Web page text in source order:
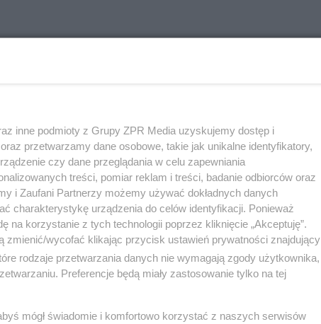
inne podmioty z Grupy ZPR Media uzyskujemy dostęp i
przetwarzamy dane osobowe, takie jak unikalne identyfikatory,
czy dane przeglądania w celu zapewniania
treści, pomiar reklam i treści, badanie odbiorców oraz
i Zaufani Partnerzy możemy używać dokładnych danych
charakterystykę urządzenia do celów identyfikacji. Ponieważ
na korzystanie z tych technologii poprzez kliknięcie „Akceptuję”.
zmienić/wycofać klikając przycisk ustawień prywatności znajdujący
rodzaje przetwarzania danych nie wymagają zgody użytkownika,
Preferencje będą miały zastosowanie tylko na tej
mógł świadomie i komfortowo korzystać z naszych serwisów